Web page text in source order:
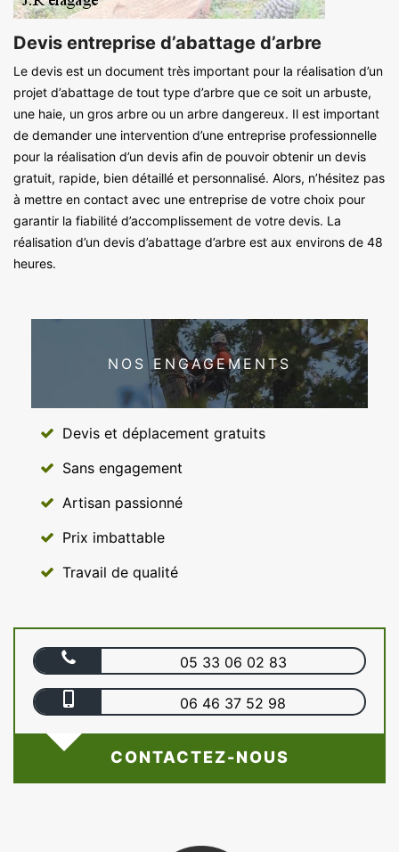
Devis entreprise d’abattage d’arbre
Le devis est un document très important pour la réalisation d’un
projet d’abattage de tout type d’arbre que ce soit un arbuste,
une haie, un gros arbre ou un arbre dangereux. Il est important
de demander une intervention d’une entreprise professionnelle
pour la réalisation d’un devis afin de pouvoir obtenir un devis
gratuit, rapide, bien détaillé et personnalisé. Alors, n’hésitez pas
à mettre en contact avec une entreprise de votre choix pour
garantir la fiabilité d’accomplissement de votre devis. La
réalisation d’un devis d’abattage d’arbre est aux environs de 48
heures.
NOS ENGAGEMENTS
Devis et déplacement gratuits
Sans engagement
Artisan passionné
Prix imbattable
Travail de qualité
05 33 06 02 83
06 46 37 52 98
CONTACTEZ-NOUS